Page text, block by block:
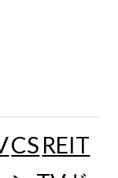
CS REIT